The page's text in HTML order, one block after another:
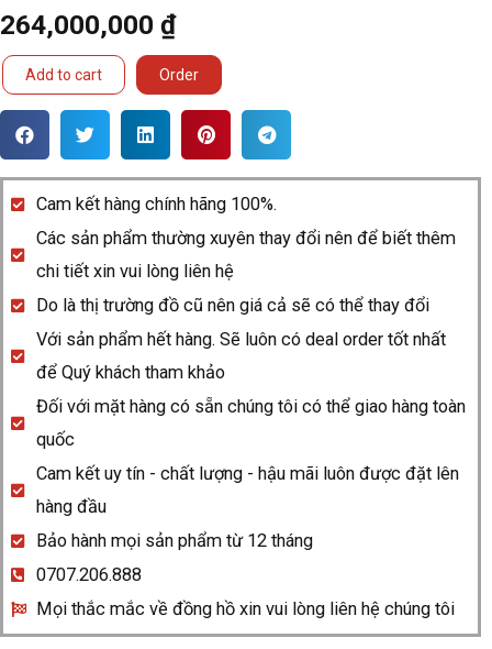
264,000,000 ₫
Grand
SBGC247
Edition
quantity
Add to cart Order
Cam kết hàng chính hãng 100%.
Các sản phẩm thường xuyên thay đổi nên để biết thêm
chi tiết xin vui lòng liên hệ
Do là thị trường đồ cũ nên giá cả sẽ có thể thay đổi
Với sản phẩm hết hàng. Sẽ luôn có deal order tốt nhất
để Quý khách tham khảo
Đối với mặt hàng có sẵn chúng tôi có thể giao hàng toàn
quốc
Cam kết uy tín - chất lượng - hậu mãi luôn được đặt lên
hàng đầu
Bảo hành mọi sản phẩm từ 12 tháng
0707.206.888
Mọi thắc mắc về đồng hồ xin vui lòng liên hệ chúng tôi